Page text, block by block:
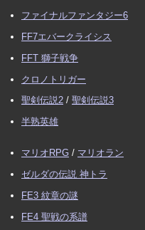
ファイナルファンタジー6
FF7エバークライシス
FFT 獅子戦争
クロノトリガー
聖剣伝説2 / 聖剣伝説3
半熟英雄
マリオRPG / マリオラン
ゼルダの伝説 神トラ
FE3 紋章の謎
FE4 聖戦の系譜